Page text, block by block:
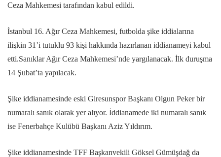
Ceza Mahkemesi tarafından kabul edildi.
İstanbul 16. Ağır Ceza Mahkemesi, futbolda şike iddialarına
ilişkin 31’i tutuklu 93 kişi hakkında hazırlanan iddianameyi kabul
etti.Sanıklar Ağır Ceza Mahkemesi’nde yargılanacak. İlk duruşma
14 Şubat’ta yapılacak.
Şike iddianamesinde eski Giresunspor Başkanı Olgun Peker bir
numaralı sanık olarak yer alıyor. İddianamede iki numaralı sanık
ise Fenerbahçe Kulübü Başkanı Aziz Yıldırım.
Şike iddianamesinde TFF Başkanvekili Göksel Gümüşdağ da